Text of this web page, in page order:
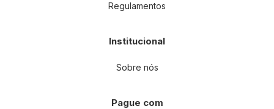
Regulamentos
Institucional
Sobre nós
Pague com